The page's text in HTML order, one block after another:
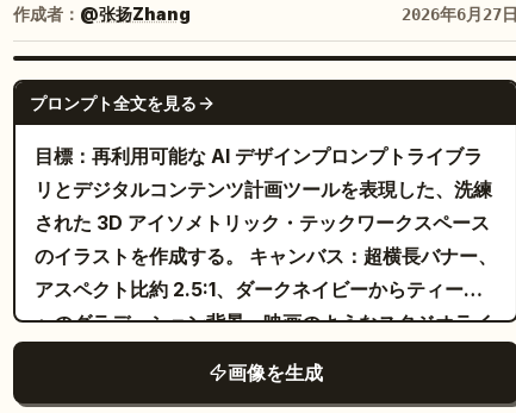
に 0 から 100 mm までの目盛りが付いた 1:1 のスケー
ルバーを追加する。 ビジュアルスタイル：高精細な
CAD 製図の美学、細く正確なストローク、クリーン
な等幅タイポグラフィ、白い線画への微かなグロー効
果、サンギアの詳細と関連コールアウトのみに赤色の
アクセントを使用する。写真のような陰影は避け、白
／グレーと赤以外の色は使用しないこと。すべてのテ
キストは、プロの機械図面のように読みやすく整列さ
せること。
を配置した、承認されたアイテムを 3 つ表示する。上
から順にラベルは「クロード」、「動画生成」、「プ
ロンプトだけ」。 下段：メインパネルの下部に、面取
りされたクリーム色のカードを 3 枚並べる。カード 1
にはオレンジ色の吹き出しアイコンと「相談風 デザイ
ン」のテキスト。カード 2 にはオレンジ色の立方体ア
イコンと「AIで 構築」のテキスト。カード 3 にはオ
レンジ色の鉛筆アイコンと「最小入力」のテキスト。
キャラクターと装飾オブジェクト：ボクセルのキャラ
クター/マスコットを 2 体追加する：左下にパネルを
指差す黒髪のパーカーを着た人物、右下にパネルの横
に座るオレンジと白のボクセル猫。左上の棚に小さな
がり、整ったシルエットの輪郭、十分な余白 ::3 素材
物理：リアルなテーマオブジェクト、枝ごとの正確な
素材と経年変化、一貫したマット仕上げ、柔らかな
影、かすかな接続枝 ::2 照明：フラットなオーバーヘ
ッドソフトボックス、グレアなし ::2 タイポグラフ
ィ：各枝の先端に小さなノードラベル ::2 レンダース
タック：系統樹フラットレイ、家系図配置、分岐系譜
コレクション、8k ::1 ネガティブ：[絡み合った交差す
る枝、崩れた階層、切断されたノード、崩れた樹冠の
シルエット、傾き、3D パースペクティブ、手] ::-1
作成者： @张扬Zhang 2026年6月27日
GPT IMAGE 2
プロンプト全文を見る
目標：再利用可能な AI デザインプロンプトライブラ
リとデジタルコンテンツ計画ツールを表現した、洗練
された 3D アイソメトリック・テックワークスペース
のイラストを作成する。 キャンバス：超横長バナー、
アスペクト比約 2.5:1、ダークネイビーからティール
へのグラデーション背景、映画のようなスタジオライ
画像を生成